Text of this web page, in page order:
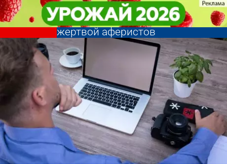
В Пензе именинник решил
сделать себе подарок и стал
жертвой аферистов
Криминал В Пензе именинник решил
сделать себе подарок и стал
жертвой аферистов
Криминал
Другие новости
по теме
Погода и курсы
валют в Пензе